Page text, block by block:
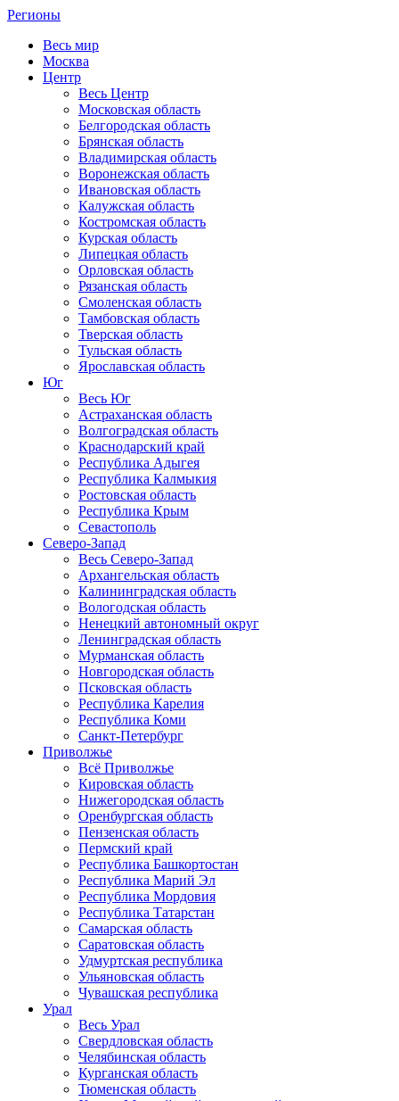
Регионы
Весь мир
Москва
Центр
Весь Центр
Московская область
Белгородская область
Брянская область
Владимирская область
Воронежская область
Ивановская область
Калужская область
Костромская область
Курская область
Липецкая область
Орловская область
Рязанская область
Смоленская область
Тамбовская область
Тверская область
Тульская область
Ярославская область
Юг
Весь Юг
Астраханская область
Волгоградская область
Краснодарский край
Республика Адыгея
Республика Калмыкия
Ростовская область
Республика Крым
Севастополь
Северо-Запад
Весь Северо-Запад
Архангельская область
Калининградская область
Вологодская область
Ненецкий автономный округ
Ленинградская область
Мурманская область
Новгородская область
Псковская область
Республика Карелия
Республика Коми
Санкт-Петербург
Приволжье
Всё Приволжье
Кировская область
Нижегородская область
Оренбургская область
Пензенская область
Пермский край
Республика Башкортостан
Республика Марий Эл
Республика Мордовия
Республика Татарстан
Самарская область
Саратовская область
Удмуртская республика
Ульяновская область
Чувашская республика
Урал
Весь Урал
Свердловская область
Челябинская область
Курганская область
Тюменская область